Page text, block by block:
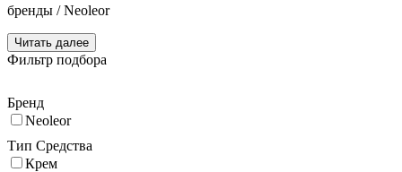
бренды / Neoleor
Читать далее
Фильтр подбора
Бренд
Neoleor
Тип Средства
Крем